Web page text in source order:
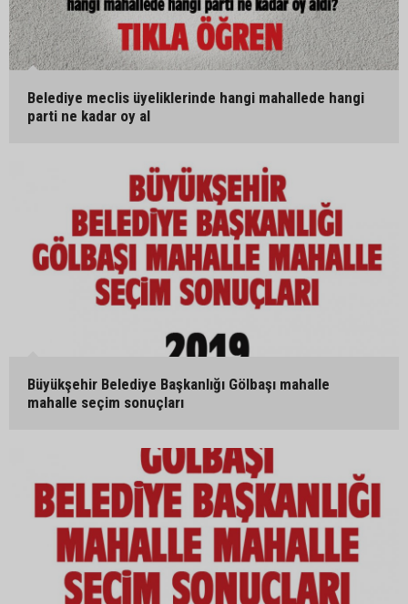
Belediye meclis üyeliklerinde hangi mahallede hangi
parti ne kadar oy al
Büyükşehir Belediye Başkanlığı Gölbaşı mahalle
mahalle seçim sonuçları